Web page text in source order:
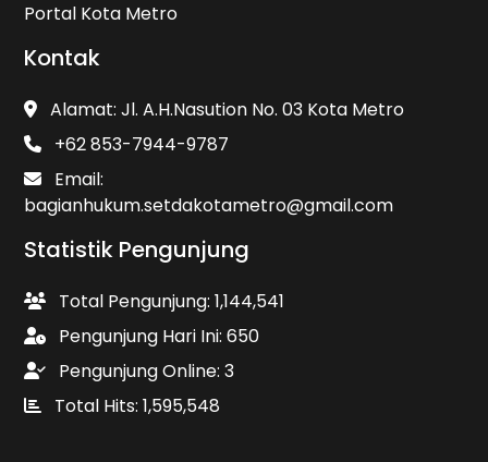
Portal Kota Metro
Kontak
Alamat: Jl. A.H.Nasution No. 03 Kota Metro
+62 853-7944-9787
Email:
bagianhukum.setdakotametro@gmail.com
Statistik Pengunjung
Total Pengunjung: 1,144,541
Pengunjung Hari Ini: 650
Pengunjung Online: 3
Total Hits: 1,595,548